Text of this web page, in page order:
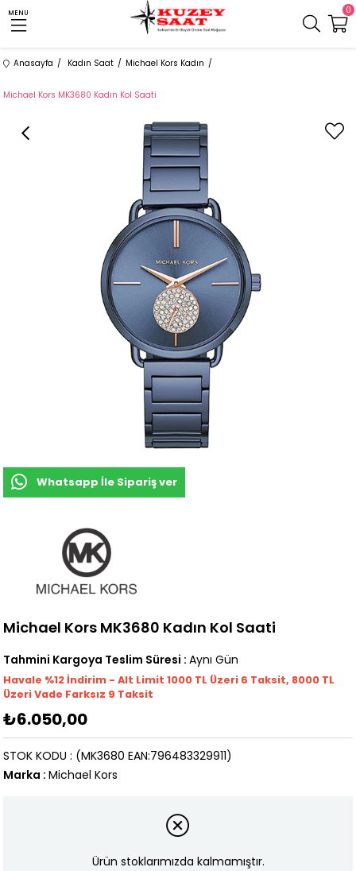
MENU 0
Anasayfa Kadın Saat Michael Kors Kadın
Michael Kors MK3680 Kadın Kol Saati
Whatsapp İle Sipariş ver
Michael Kors MK3680 Kadın Kol Saati
Tahmini Kargoya Teslim Süresi : Aynı Gün
Havale %12 İndirim - Alt Limit 1000 TL Üzeri 6 Taksit, 8000 TL
Üzeri Vade Farksız 9 Taksit
₺6.050,00
(MK3680 EAN:796483329911)
STOK KODU
Marka : Michael Kors
Ürün stoklarımızda kalmamıştır.